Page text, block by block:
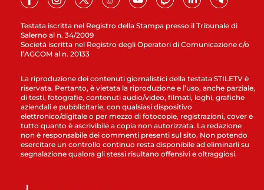
Testata iscritta nel Registro della Stampa presso il Tribunale di
Salerno al n. 34/2009
Società iscritta nel Registro degli Operatori di Comunicazione c/o
l’AGCOM al n. 20133
La riproduzione dei contenuti giornalistici della testata STILETV è
riservata. Pertanto, è vietata la riproduzione e l’uso, anche parziale,
di testi, fotografie, contenuti audio/video, filmati, loghi, grafiche
aziendali e pubblicitarie, con qualsiasi dispositivo
elettronico/digitale o per mezzo di fotocopie, registrazioni, cover e
tutto quanto è ascrivibile a copia non autorizzata. La redazione
non è responsabile dei commenti presenti sul sito. Non potendo
esercitare un controllo continuo resta disponibile ad eliminarli su
segnalazione qualora gli stessi risultano offensivi e oltraggiosi.